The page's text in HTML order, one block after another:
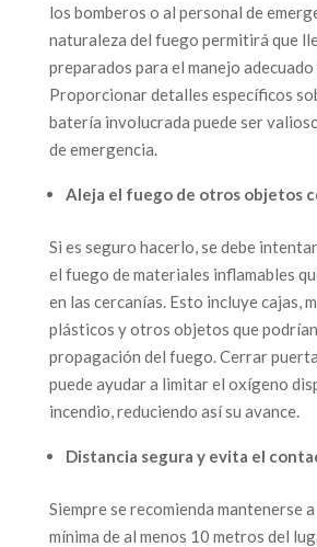
los bomberos o al personal de
naturaleza del fuego permitirá que
preparados para el manejo adecuado
Proporcionar detalles específicos
batería involucrada puede ser
de emergencia.
Aleja el fuego de otros objetos
Si es seguro hacerlo, se debe
el fuego de materiales inflamables
en las cercanías. Esto incluye cajas,
plásticos y otros objetos que
propagación del fuego. Cerrar
puede ayudar a limitar el oxígeno
incendio, reduciendo así su avance.
Distancia segura y evita el
Siempre se recomienda mantenerse
mínima de al menos 10 metros del